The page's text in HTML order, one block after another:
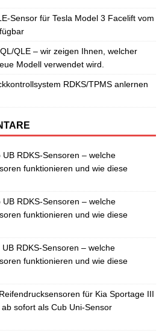
Sensor für Tesla Model 3 Facelift vom
QLE – wir zeigen Ihnen, welcher
Modell verwendet wird.
RDKS/TPMS anlernen
UB RDKS-Sensoren – welche
funktionieren und wie diese
UB RDKS-Sensoren – welche
funktionieren und wie diese
UB RDKS-Sensoren – welche
funktionieren und wie diese
für Kia Sportage III
sofort als Cub Uni-Sensor